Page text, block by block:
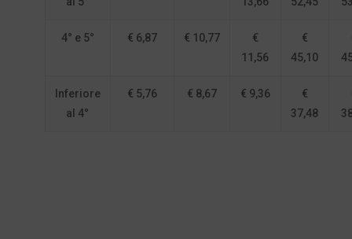
4° e 5° € 6,87 € 10,77
€
11,56
€
45,10
Inferiore
al 4°
€ 5,76 € 8,67 € 9,36
€
37,48